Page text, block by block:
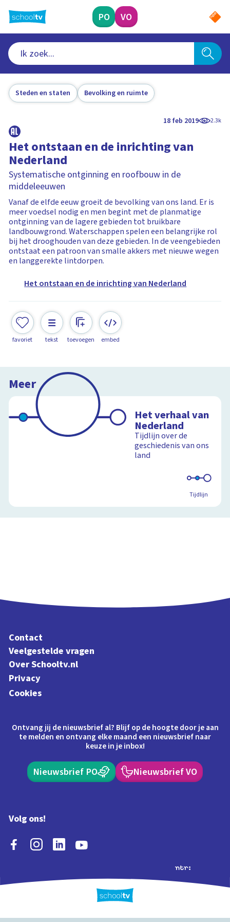
naar
hoofdinhoud
PO VO
Steden en staten Bevolking en ruimte
18 feb 2019 2.3k
Het ontstaan en de inrichting van
Nederland
Systematische ontginning en roofbouw in de
middeleeuwen
Vanaf de elfde eeuw groeit de bevolking van ons land. Er is
meer voedsel nodig en men begint met de planmatige
ontginning van de lagere gebieden tot bruikbare
landbouwgrond. Waterschappen spelen een belangrijke rol
bij het drooghouden van deze gebieden. In de veengebieden
ontstaat een patroon van smalle akkers met nieuwe wegen
en langgerekte lintdorpen.
Het ontstaan en de inrichting van Nederland
favoriet tekst toevoegen embed
Meer
Het verhaal van
Nederland
Tijdlijn over de
geschiedenis van ons
land
Tijdlijn
Contact
Veelgestelde vragen
Over Schooltv.nl
Privacy
Cookies
Ontvang jij de nieuwsbrief al? Blijf op de hoogte door je aan
te melden en ontvang elke maand een nieuwsbrief naar
keuze in je inbox!
Nieuwsbrief PO Nieuwsbrief VO
Volg ons!